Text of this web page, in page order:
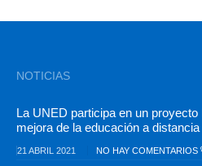
NOTICIAS
La UNED participa en un
mejora de la educación a distancia
21 ABRIL 2021 NO HAY COMENTARIOS